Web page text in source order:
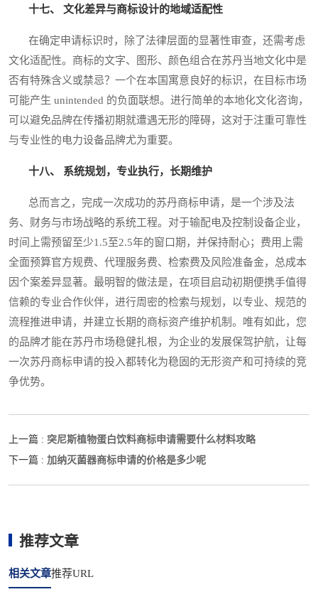
十七、 文化差异与商标设计的地域适配性
在确定申请标识时，除了法律层面的显著性审查，还需考虑
文化适配性。商标的文字、图形、颜色组合在苏丹当地文化中是
否有特殊含义或禁忌？一个在本国寓意良好的标识，在目标市场
可能产生 unintended 的负面联想。进行简单的本地化文化咨询，
可以避免品牌在传播初期就遭遇无形的障碍，这对于注重可靠性
与专业性的电力设备品牌尤为重要。
十八、 系统规划，专业执行，长期维护
总而言之，完成一次成功的苏丹商标申请，是一个涉及法
务、财务与市场战略的系统工程。对于输配电及控制设备企业，
时间上需预留至少1.5至2.5年的窗口期，并保持耐心；费用上需
全面预算官方规费、代理服务费、检索费及风险准备金，总成本
因个案差异显著。最明智的做法是，在项目启动初期便携手值得
信赖的专业合作伙伴，进行周密的检索与规划，以专业、规范的
流程推进申请，并建立长期的商标资产维护机制。唯有如此，您
的品牌才能在苏丹市场稳健扎根，为企业的发展保驾护航，让每
一次苏丹商标申请的投入都转化为稳固的无形资产和可持续的竞
争优势。
上一篇 : 突尼斯植物蛋白饮料商标申请需要什么材料攻略
下一篇 : 加纳灭菌器商标申请的价格是多少呢
推荐文章
相关文章推荐URL